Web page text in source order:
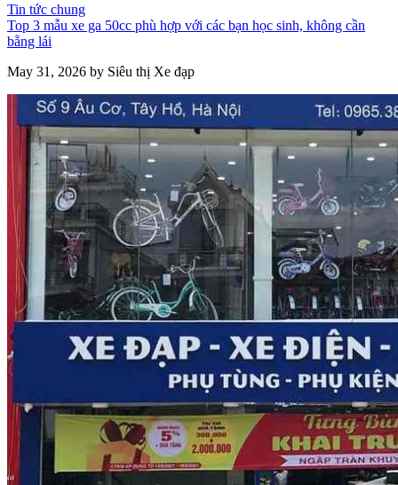
Tin tức chung
Top 3 mẫu xe ga 50cc phù hợp với các bạn học sinh, không cần
bằng lái
May 31, 2026 by Siêu thị Xe đạp